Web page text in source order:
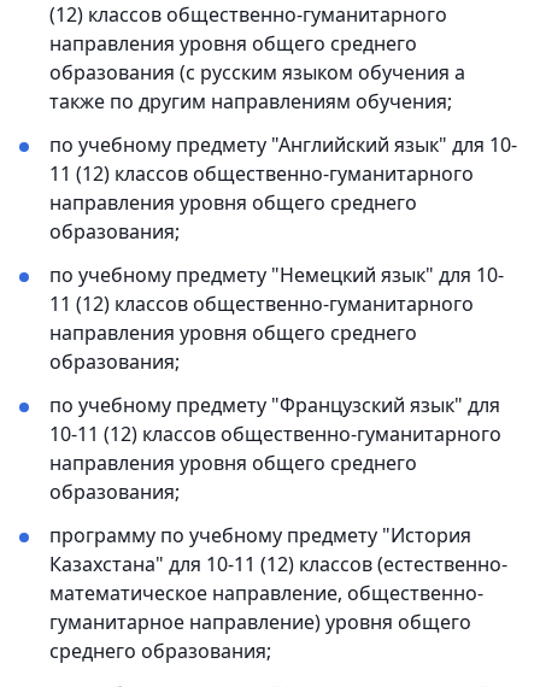
(12) классов общественно-гуманитарного
направления уровня общего среднего
образования (с русским языком обучения а
также по другим направлениям обучения;
по учебному предмету "Английский язык" для 10-
11 (12) классов общественно-гуманитарного
направления уровня общего среднего
образования;
по учебному предмету "Немецкий язык" для 10-
11 (12) классов общественно-гуманитарного
направления уровня общего среднего
образования;
по учебному предмету "Французский язык" для
10-11 (12) классов общественно-гуманитарного
направления уровня общего среднего
образования;
программу по учебному предмету "История
Казахстана" для 10-11 (12) классов (естественно-
математическое направление, общественно-
гуманитарное направление) уровня общего
среднего образования;